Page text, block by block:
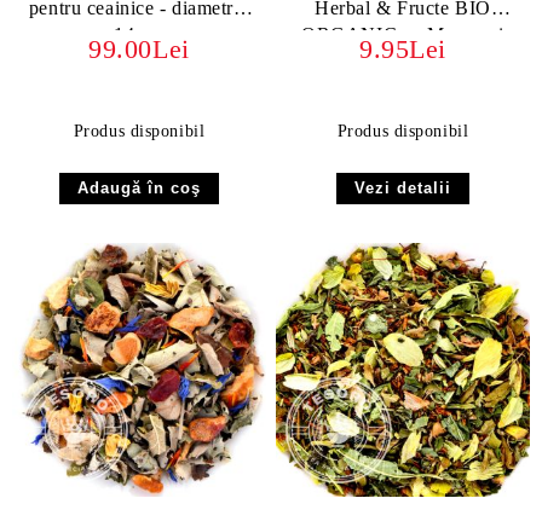
pentru ceainice - diametrul
14 cm
99.00Lei
Produs disponibil
Herbal & Fructe BIO
ORGANIC cu Mango și
Bergamotă
9.95Lei
Produs disponibil
Vezi detalii